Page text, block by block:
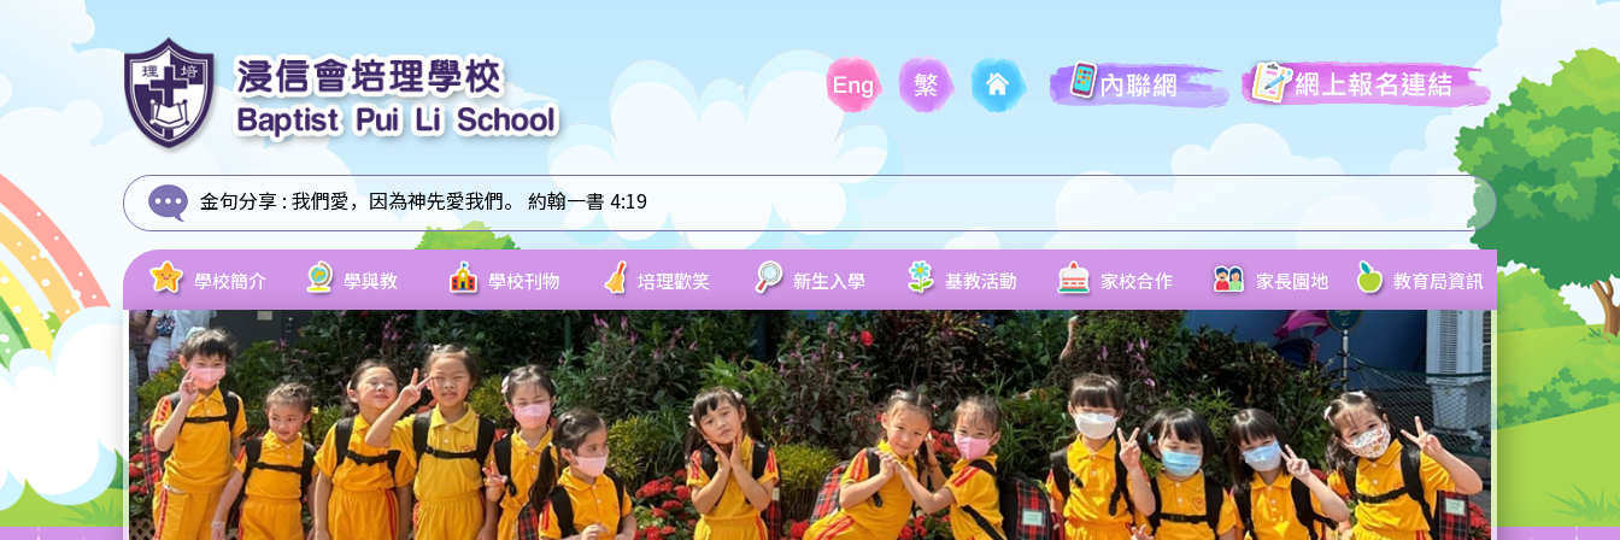
金句分享 : 我們愛，因為神先愛我們。 約翰一書 4:19
學校簡介 學與教 學校刊物 培理歡笑 新生入學 基教活動 家校合作 家長園地 教育局資訊